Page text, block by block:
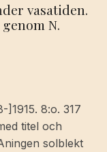
vasatiden.
N.
8:o. 317
titel och
solblekt